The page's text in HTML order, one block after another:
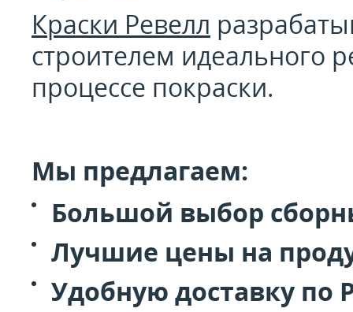
Краски Ревелл
строителем идеального
процессе покраски.
Мы предлагаем:
Большой выбор
Лучшие цены на
Удобную доставку по